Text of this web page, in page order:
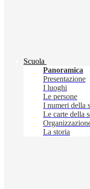
Scuola
Panoramica
Presentazione
I luoghi
Le persone
I numeri della
Le carte della
La storia